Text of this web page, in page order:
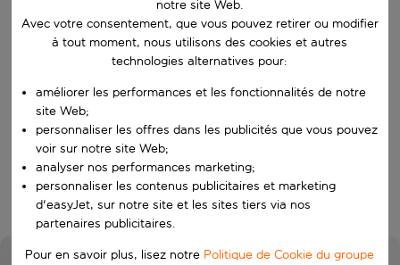
Commencez à taper pour la saisie automatique. Lorsque les
Choisissez vos dates
Quand
Qui
Rechercher
notre site Web.
Avec votre consentement, que vous pouvez retirer ou modifier
à tout moment, nous utilisons des cookies et autres
technologies alternatives pour:
améliorer les performances et les fonctionnalités de notre
site Web;
personnaliser les offres dans les publicités que vous pouvez
voir sur notre site Web;
analyser nos performances marketing;
personnaliser les contenus publicitaires et marketing
d'easyJet, sur notre site et les sites tiers via nos
partenaires publicitaires.
Pour en savoir plus, lisez notre Politique de Cookie du groupe